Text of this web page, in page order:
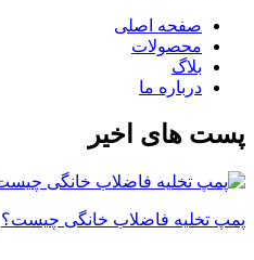
صفحه اصلی
محصولات
بلاگ
درباره ما
پست های اخیر
پمپ تخلیه فاضلاب خانگی چیست؟